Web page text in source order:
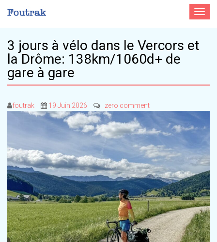
Toggle
3 jours à vélo dans le Vercors et
la Drôme: 138km/1060d+ de
gare à gare
foutrak 19 Juin 2026 zero comment